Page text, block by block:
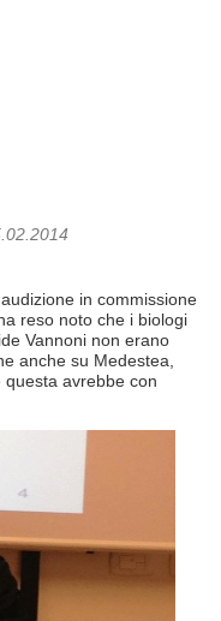
in commissione
reso noto che i biologi
Vannoni non erano
anche su Medestea,
avrebbe con